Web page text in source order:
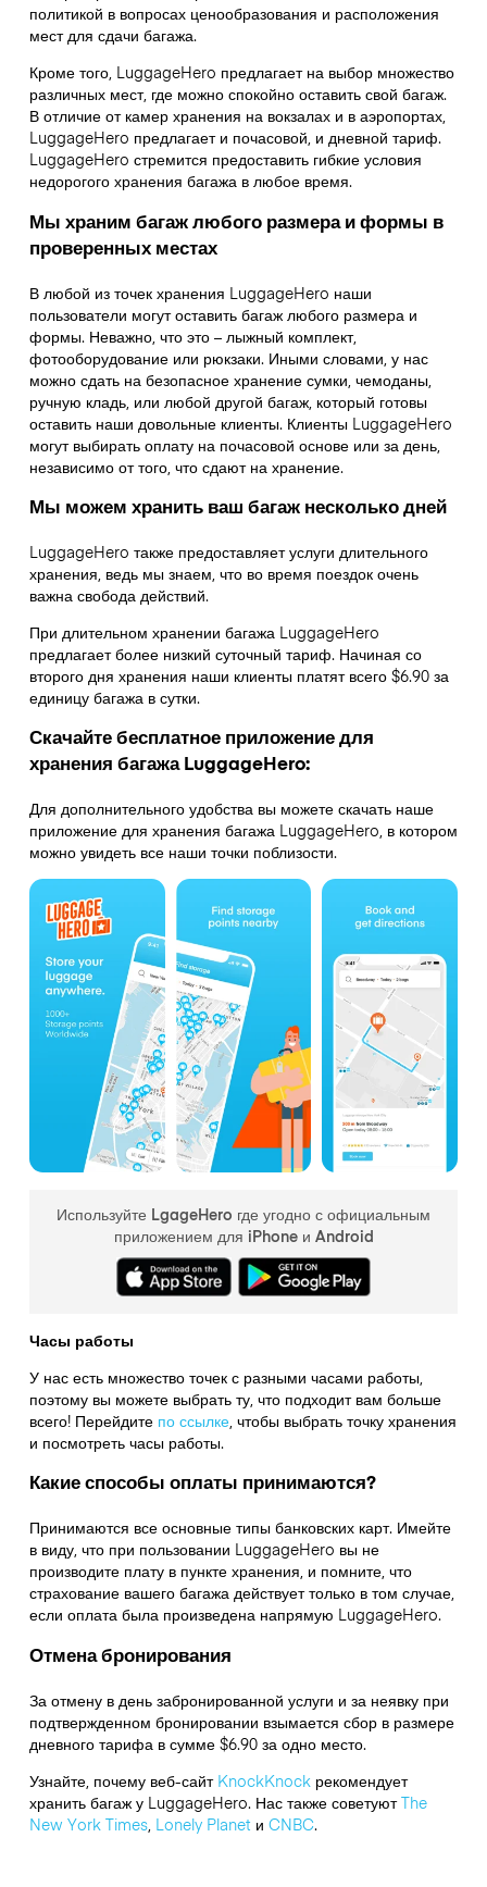
политикой в вопросах ценообразования и расположения
мест для сдачи багажа.
Кроме того, LuggageHero предлагает на выбор множество
различных мест, где можно спокойно оставить свой багаж.
В отличие от камер хранения на вокзалах и в аэропортах,
LuggageHero предлагает и почасовой, и дневной тариф.
LuggageHero стремится предоставить гибкие условия
недорогого хранения багажа в любое время.
Мы храним багаж любого размера и формы в
проверенных местах
В любой из точек хранения LuggageHero наши
пользователи могут оставить багаж любого размера и
формы. Неважно, что это – лыжный комплект,
фотооборудование или рюкзаки. Иными словами, у нас
можно сдать на безопасное хранение сумки, чемоданы,
ручную кладь, или любой другой багаж, который готовы
оставить наши довольные клиенты. Клиенты LuggageHero
могут выбирать оплату на почасовой основе или за день,
независимо от того, что сдают на хранение.
Мы можем хранить ваш багаж несколько дней
LuggageHero также предоставляет услуги длительного
хранения, ведь мы знаем, что во время поездок очень
важна свобода действий.
При длительном хранении багажа LuggageHero
предлагает более низкий суточный тариф. Начиная со
второго дня хранения наши клиенты платят всего $6.90 за
единицу багажа в сутки.
Скачайте бесплатное приложение для
хранения багажа LuggageHero:
Для дополнительного удобства вы можете скачать наше
приложение для хранения багажа LuggageHero, в котором
можно увидеть все наши точки поблизости.
Используйте LgageHero где угодно с официальным
приложением для iPhone и Android
Часы работы
У нас есть множество точек с разными часами работы,
поэтому вы можете выбрать ту, что подходит вам больше
всего! Перейдите по ссылке,чтобы выбрать точку хранения
и посмотреть часы работы.
Какие способы оплаты принимаются?
Принимаются все основные типы банковских карт. Имейте
в виду, что при пользовании LuggageHero вы не
производите плату в пункте хранения, и помните, что
страхование вашего багажа действует только в том случае,
если оплата была произведена напрямую LuggageHero.
Отмена бронирования
За отмену в день забронированной услуги и за неявку при
подтвержденном бронировании взымается сбор в размере
дневного тарифа в сумме $6.90 за одно место.
Узнайте, почему веб-сайт KnockKnockрекомендует
хранить багаж у LuggageHero. Нас также советуютThe
New York Times, Lonely Planetи CNBC.